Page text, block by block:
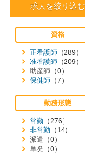
求人を絞り込む
資格
正看護師 （289）
准看護師 （209）
助産師 （0）
保健師 （7）
勤務形態
常勤 （276）
非常勤 （14）
派遣 （0）
単発 （0）